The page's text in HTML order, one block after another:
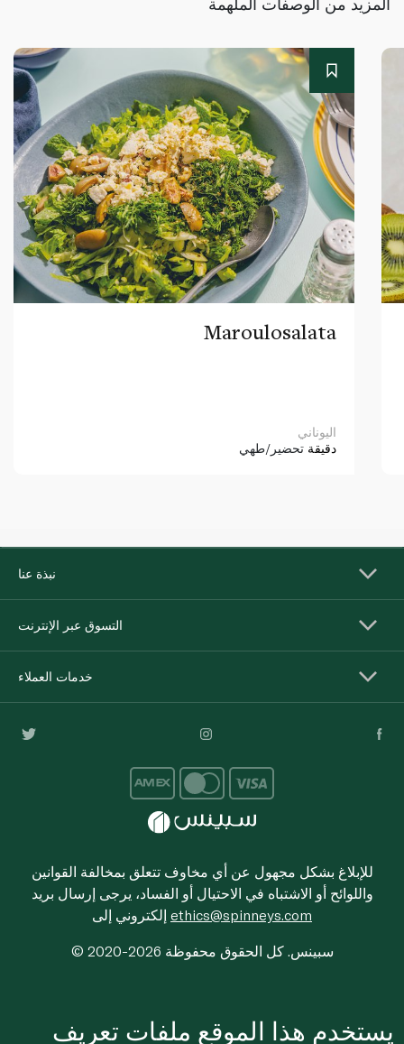
Maroulosalata
اليوناني
دقيقة تحضير/طهي
نبذة عنا
التسوق عبر الإنترنت
خدمات العملاء
للإبلاغ بشكل مجهول عن أي مخاوف تتعلق بمخالفة القوانين
واللوائح أو الاشتباه في الاحتيال أو الفساد، يرجى إرسال بريد
ethics@spinneys.com
© 2020-2026 سبينس. كل الحقوق محفوظة
يستخدم هذا الموقع ملفات تعريف